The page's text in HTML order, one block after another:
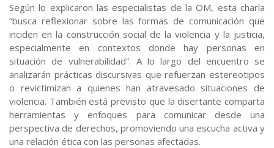
Según lo explicaron las especialistas de la OM, esta charla
“busca reflexionar sobre las formas de comunicación que
inciden en la construcción social de la violencia y la justicia,
especialmente en contextos donde hay personas en
situación de vulnerabilidad”. A lo largo del encuentro se
analizarán prácticas discursivas que refuerzan estereotipos
o revictimizan a quienes han atravesado situaciones de
violencia. También está previsto que la disertante comparta
herramientas y enfoques para comunicar desde una
perspectiva de derechos, promoviendo una escucha activa y
una relación ética con las personas afectadas.